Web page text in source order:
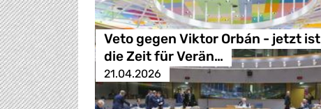
Veto gegen Viktor Orbán - jetzt ist
die Zeit für Verän…
21.04.2026